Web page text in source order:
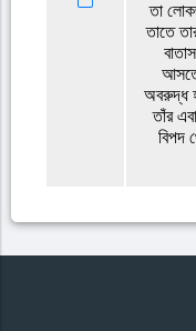
তা
তাতে
আসতে
অবরুদ্ধ
তাঁর
বিপদ